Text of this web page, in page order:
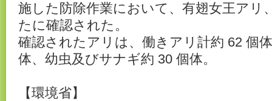
施した防除作業において、有翅女王アリ
たに確認された。
確認されたアリは、働きアリ計約 62 個
体、幼虫及びサナギ約 30 個体。
【環境省】